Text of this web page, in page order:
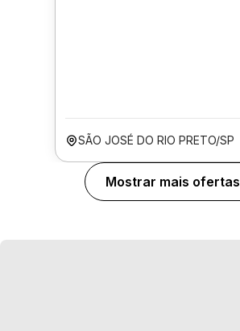
SÃO JOSÉ DO RIO PRETO/SP
Mostrar mais ofertas